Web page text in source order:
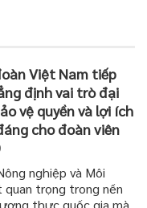
Việt Nam tiếp
định vai trò đại
vệ quyền và lợi ích
cho đoàn viên
nghiệp và Môi
trọng trong nền
thực quốc gia mà